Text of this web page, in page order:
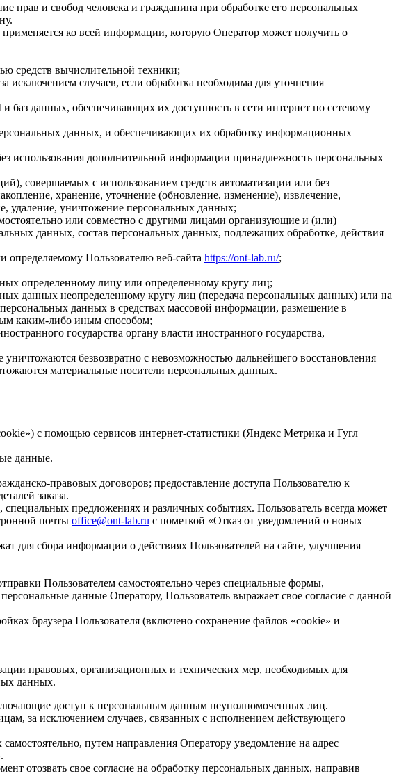
прав и свобод человека и гражданина при обработке его персональных
ко всей информации, которую Оператор может получить о
средств вычислительной техники;
случаев, если обработка необходима для уточнения
данных, обеспечивающих их доступность в сети интернет по сетевому
данных, и обеспечивающих их обработку информационных
использования дополнительной информации принадлежность персональных
совершаемых с использованием средств автоматизации или без
хранение, уточнение (обновление, изменение), извлечение,
удаление, уничтожение персональных данных;
или совместно с другими лицами организующие и (или)
данных, состав персональных данных, подлежащих обработке, действия
Пользователю веб-сайта https://ont-lab.ru/;
определенному лицу или определенному кругу лиц;
данных неопределенному кругу лиц (передача персональных данных) или на
данных в средствах массовой информации, размещение в
каким-либо иным способом;
государства органу власти иностранного государства,
безвозвратно с невозможностью дальнейшего восстановления
материальные носители персональных данных.
с помощью сервисов интернет-статистики (Яндекс Метрика и Гугл
данные.
правовых договоров; предоставление доступа Пользователю к
заказа.
предложениях и различных событиях. Пользователь всегда может
почты office@ont-lab.ru с пометкой «Отказ от уведомлений о новых
для сбора информации о действиях Пользователей на сайте, улучшения
Пользователем самостоятельно через специальные формы,
данные Оператору, Пользователь выражает свое согласие с данной
браузера Пользователя (включено сохранение файлов «cookie» и
правовых, организационных и технических мер, необходимых для
данных.
доступ к персональным данным неуполномоченных лиц.
за исключением случаев, связанных с исполнением действующего
путем направления Оператору уведомление на адрес
отозвать свое согласие на обработку персональных данных, направив